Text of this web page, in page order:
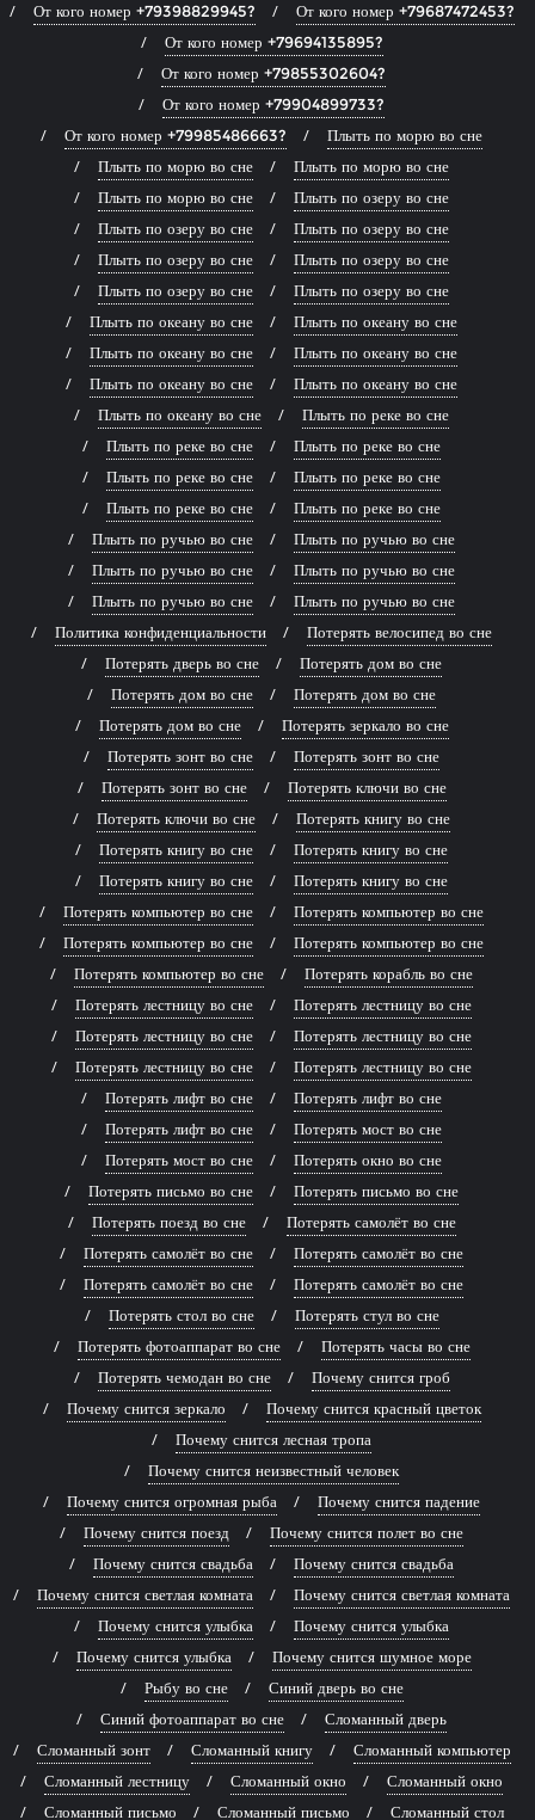
От кого номер +79398829945?
От кого номер +79687472453?
От кого номер +79694135895?
От кого номер +79855302604?
От кого номер +79904899733?
От кого номер +79985486663?
Плыть по морю во сне
Плыть по морю во сне
Плыть по морю во сне
Плыть по морю во сне
Плыть по озеру во сне
Плыть по озеру во сне
Плыть по озеру во сне
Плыть по озеру во сне
Плыть по озеру во сне
Плыть по озеру во сне
Плыть по озеру во сне
Плыть по океану во сне
Плыть по океану во сне
Плыть по океану во сне
Плыть по океану во сне
Плыть по океану во сне
Плыть по океану во сне
Плыть по океану во сне
Плыть по реке во сне
Плыть по реке во сне
Плыть по реке во сне
Плыть по реке во сне
Плыть по реке во сне
Плыть по реке во сне
Плыть по реке во сне
Плыть по ручью во сне
Плыть по ручью во сне
Плыть по ручью во сне
Плыть по ручью во сне
Плыть по ручью во сне
Плыть по ручью во сне
Политика конфиденциальности
Потерять велосипед во сне
Потерять дверь во сне
Потерять дом во сне
Потерять дом во сне
Потерять дом во сне
Потерять дом во сне
Потерять зеркало во сне
Потерять зонт во сне
Потерять зонт во сне
Потерять зонт во сне
Потерять ключи во сне
Потерять ключи во сне
Потерять книгу во сне
Потерять книгу во сне
Потерять книгу во сне
Потерять книгу во сне
Потерять книгу во сне
Потерять компьютер во сне
Потерять компьютер во сне
Потерять компьютер во сне
Потерять компьютер во сне
Потерять компьютер во сне
Потерять корабль во сне
Потерять лестницу во сне
Потерять лестницу во сне
Потерять лестницу во сне
Потерять лестницу во сне
Потерять лестницу во сне
Потерять лестницу во сне
Потерять лифт во сне
Потерять лифт во сне
Потерять лифт во сне
Потерять мост во сне
Потерять мост во сне
Потерять окно во сне
Потерять письмо во сне
Потерять письмо во сне
Потерять поезд во сне
Потерять самолёт во сне
Потерять самолёт во сне
Потерять самолёт во сне
Потерять самолёт во сне
Потерять самолёт во сне
Потерять стол во сне
Потерять стул во сне
Потерять фотоаппарат во сне
Потерять часы во сне
Потерять чемодан во сне
Почему снится гроб
Почему снится зеркало
Почему снится красный цветок
Почему снится лесная тропа
Почему снится неизвестный человек
Почему снится огромная рыба
Почему снится падение
Почему снится поезд
Почему снится полет во сне
Почему снится свадьба
Почему снится свадьба
Почему снится светлая комната
Почему снится светлая комната
Почему снится улыбка
Почему снится улыбка
Почему снится улыбка
Почему снится шумное море
Рыбу во сне
Синий дверь во сне
Синий фотоаппарат во сне
Сломанный дверь
Сломанный зонт
Сломанный книгу
Сломанный компьютер
Сломанный лестницу
Сломанный окно
Сломанный окно
Сломанный письмо
Сломанный письмо Сломанный стол